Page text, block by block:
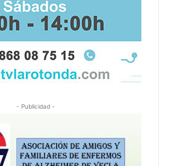
- Publicidad -